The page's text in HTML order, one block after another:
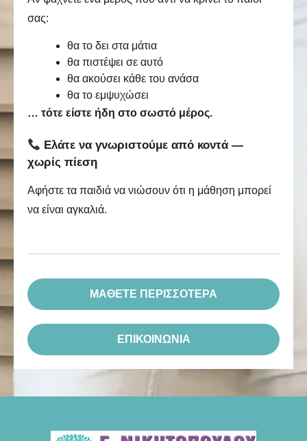
σας:
θα το δει στα μάτια
θα πιστέψει σε αυτό
θα ακούσει κάθε του ανάσα
θα το εμψυχώσει
… τότε είστε ήδη στο σωστό μέρος.
Ελάτε να γνωριστούμε από κοντά —
χωρίς πίεση
Αφήστε τα παιδιά να νιώσουν ότι η μάθηση μπορεί
να είναι αγκαλιά.
ΜΑΘΕΤΕ ΠΕΡΙΣΣΟΤΕΡΑ
ΕΠΙΚΟΙΝΩΝΙΑ